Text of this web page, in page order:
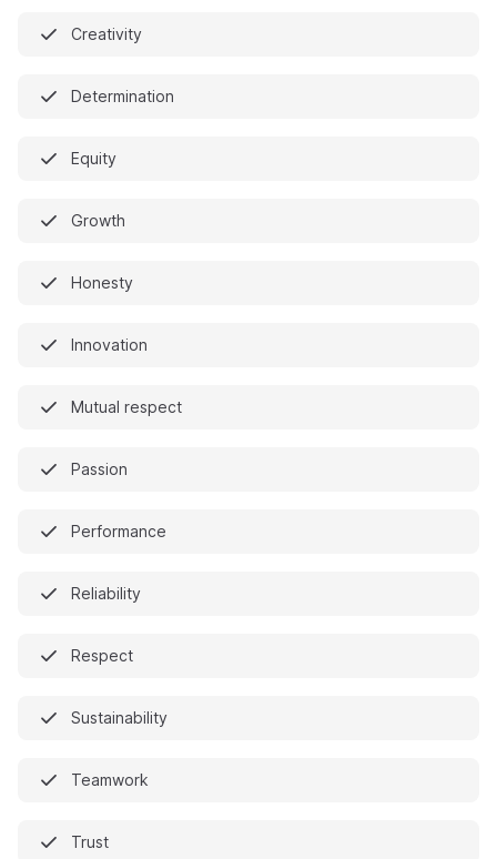
Creativity
Determination
Equity
Growth
Honesty
Innovation
Mutual respect
Passion
Performance
Reliability
Respect
Sustainability
Teamwork
Trust